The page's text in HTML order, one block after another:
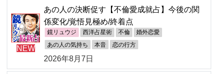
NEW
あの人の決断促す【不倫愛成就占】今後の関
係変化/覚悟見極め/終着点
鏡リュウジ 西洋占星術 不倫 婚外恋愛
あの人の気持ち 本音 恋の行方
2026年8月7日